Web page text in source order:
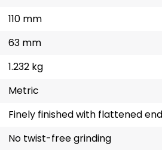
110 mm
63 mm
1.232 kg
Metric
Finely finished with flattened
No twist-free grinding